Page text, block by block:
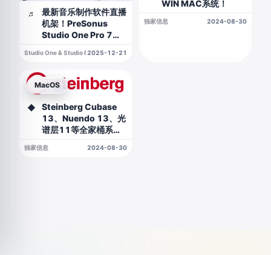
♬
最新音乐制作软件直播
机架！PreSonus
Studio One Pro 7
Studio One & Studio Pro2025-12-21
WIN MAC系统！
独家信息 2024-08-30
◆
Steinberg Cubase
13、Nuendo 13、光
谱层11等全家桶系
关闭SIP！
独家信息 2024-08-30
MacOS